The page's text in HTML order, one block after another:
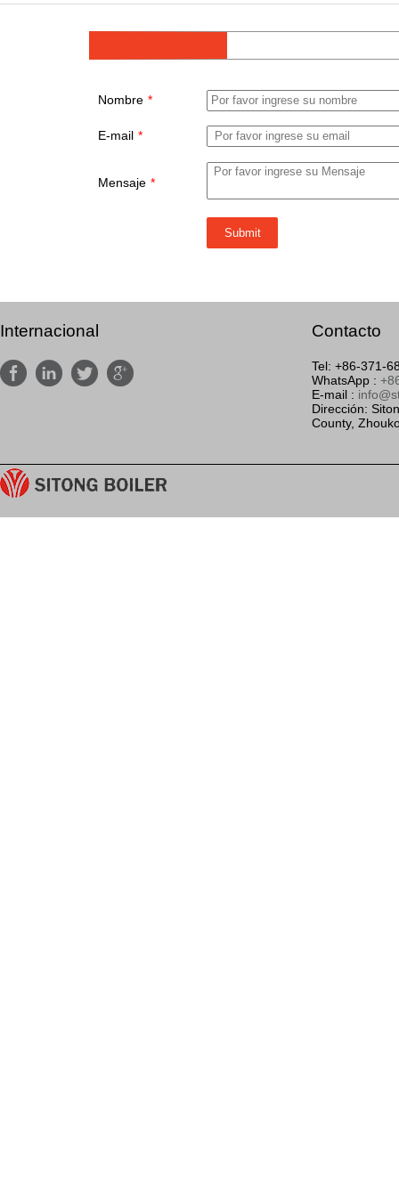
Nombre *
E-mail *
Mensaje *
Internacional
   
Contacto
Tel: +86-371-
WhatsApp :
E-mail :
Dirección:
County,